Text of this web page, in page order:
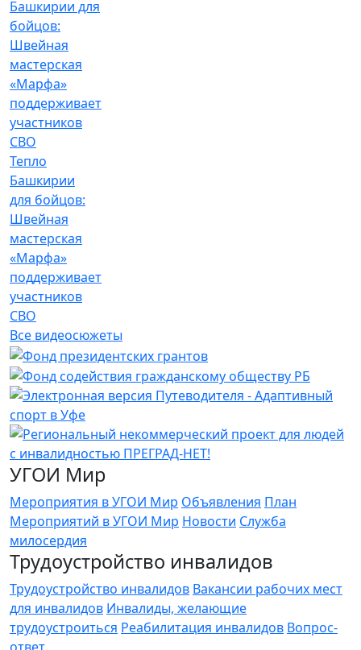
Тепло
Башкирии
для бойцов:
Швейная
мастерская
«Марфа»
поддерживает
участников
СВО
Все видеосюжеты
УГОИ Мир
Мероприятия в УГОИ Мир Объявления План
Мероприятий в УГОИ Мир Новости Служба
милосердия
Трудоустройство инвалидов
Трудоустройство инвалидов Вакансии рабочих мест
для инвалидов Инвалиды, желающие
трудоустроиться Реабилитация инвалидов Вопрос-